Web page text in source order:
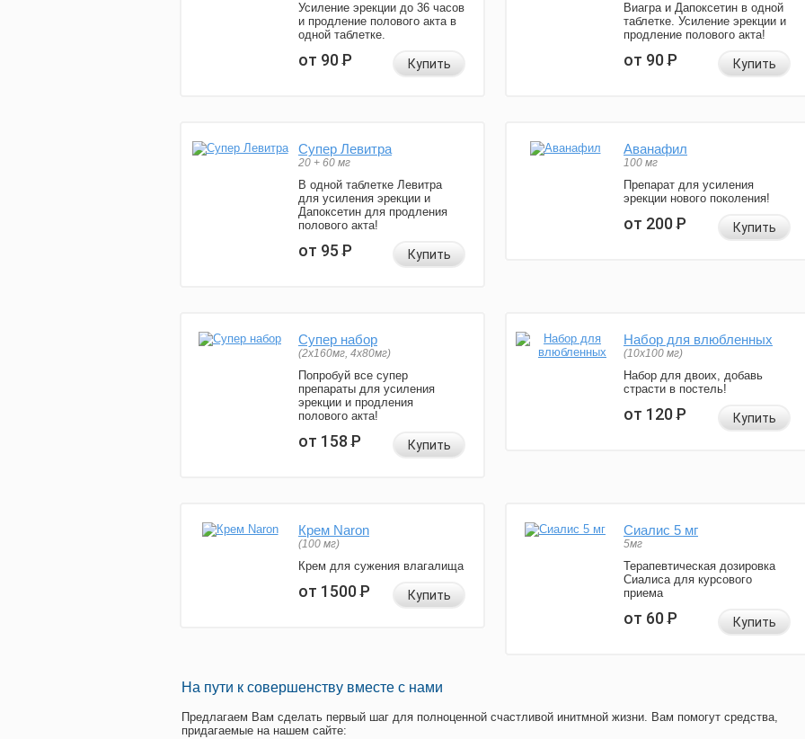
Усиление эрекции до 36 часов
и продление полового акта в
одной таблетке.
от 90Р Купить
Виагра и Дапоксетин в одной
таблетке. Усиление эрекции и
продление полового акта!
от 90Р Купить
Супер Левитра
20 + 60 мг
В одной таблетке Левитра
для усиления эрекции и
Дапоксетин для продления
полового акта!
от 95Р Купить
Аванафил
100 мг
Препарат для усиления
эрекции нового поколения!
от 200Р Купить
Супер набор
(2х160мг, 4х80мг)
Попробуй все супер
препараты для усиления
эрекции и продления
полового акта!
от 158Р Купить
Набор для влюбленных
(10х100 мг)
Набор для двоих, добавь
страсти в постель!
от 120Р Купить
Крем Naron
(100 мг)
Крем для сужения влагалища
от 1500Р Купить
Сиалис 5 мг
5мг
Терапевтическая дозировка
Сиалиса для курсового
приема
от 60Р Купить
На пути к совершенству вместе с нами
Предлагаем Вам сделать первый шаг для полноценной счастливой инитмной жизни. Вам помогут средства,
придагаемые на нашем сайте: